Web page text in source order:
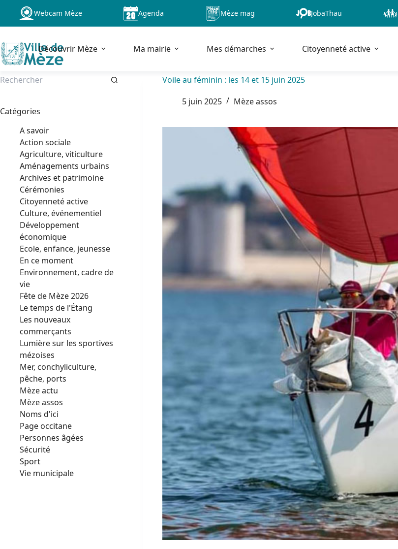
Passer
contenu
Webcam Mèze Agenda Mèze mag JobaThau
Découvrir Mèze Ma mairie Mes démarches Citoyenneté active
Voile au féminin : les 14 et 15 juin 2025
5 juin 2025
Mèze assos
Catégories
A savoir
Action sociale
Agriculture, viticulture
Aménagements urbains
Archives et patrimoine
Cérémonies
Citoyenneté active
Culture, événementiel
Développement
économique
Ecole, enfance, jeunesse
En ce moment
Environnement, cadre de
vie
Fête de Mèze 2026
Le temps de l'Étang
Les nouveaux
commerçants
Lumière sur les sportives
mézoises
Mer, conchyliculture,
pêche, ports
Mèze actu
Mèze assos
Noms d'ici
Page occitane
Personnes âgées
Sécurité
Sport
Vie municipale